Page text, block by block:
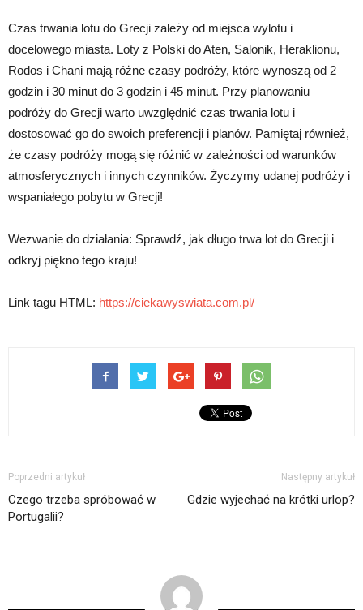
Czas trwania lotu do Grecji zależy od miejsca wylotu i
docelowego miasta. Loty z Polski do Aten, Salonik, Heraklionu,
Rodos i Chani mają różne czasy podróży, które wynoszą od 2
godzin i 30 minut do 3 godzin i 45 minut. Przy planowaniu
podróży do Grecji warto uwzględnić czas trwania lotu i
dostosować go do swoich preferencji i planów. Pamiętaj również,
że czasy podróży mogą się różnić w zależności od warunków
atmosferycznych i innych czynników. Życzymy udanej podróży i
wspaniałego pobytu w Grecji!
Wezwanie do działania: Sprawdź, jak długo trwa lot do Grecji i
odkryj piękno tego kraju!
Link tagu HTML: https://ciekawyswiata.com.pl/
Poprzedni artykuł
Czego trzeba spróbować w
Portugalii?
Następny artykuł
Gdzie wyjechać na krótki urlop?